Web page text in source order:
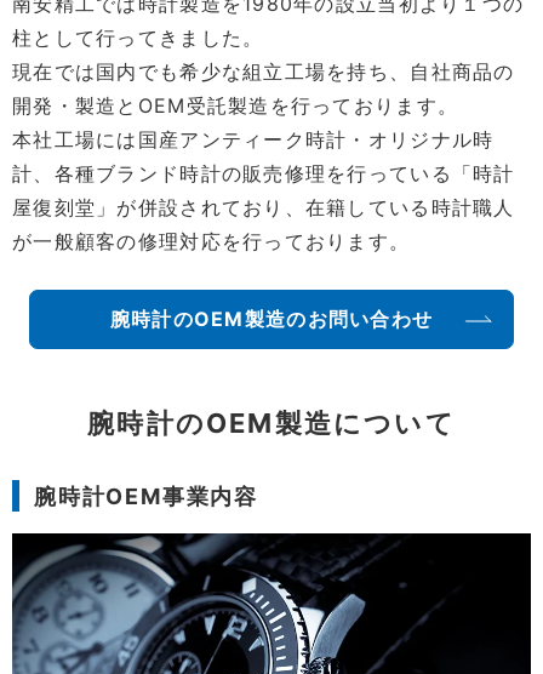
柱として行ってきました。
現在では国内でも希少な組立工場を持ち、自社商品の
開発・製造とOEM受託製造を行っております。
本社工場には国産アンティーク時計・オリジナル時
計、各種ブランド時計の販売修理を行っている「時計
屋復刻堂」が併設されており、在籍している時計職人
が一般顧客の修理対応を行っております。
腕時計のOEM製造のお問い合わせ
腕時計のOEM製造について
腕時計OEM事業内容